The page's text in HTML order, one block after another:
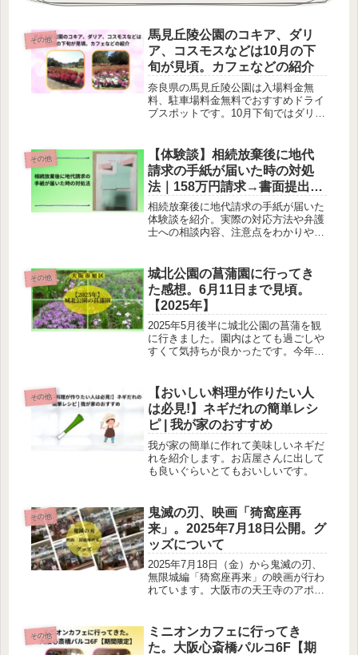
その他
馬見丘陵公園のコキア、ダリ
ア、コスモスなどは10月の下
旬が見頃。カフェなどの紹介
奈良県の馬見丘陵公園は入場料金無
料、駐車場料金無料でおすすめドライ
ブスポットです。10月下旬ではダリア
その他
【体験談】相続放棄後に地代
請求の手紙が届いた時の対処
法｜158万円請求→書面提出で
解決
相続放棄後に地代請求の手紙が届いた
体験談を紹介。実際の対応方法や弁護
士への相談内容、注意点をわかりやす
その他
城北公園の菖蒲園に行ってき
た感想。6月11日まで見頃。
【2025年】
2025年5月後半に城北公園の菖蒲を観
に行きました。園内はとても過ごしや
すくて気持ちが良かったです。今年は
その他
【おいしい料理が作りたい人
は必見!】ネギだれの簡単レシ
ピ | 我が家のおすすめ
我が家の簡単に作れて美味しいネギだ
れを紹介します。お店屋さんに出して
も良いぐらいとてもおいしいです。
その他
鬼滅の刃、映画「猗窩座再
来」。2025年7月18日公開。グ
ッズについて
2025年7月18日（金）から鬼滅の刃、
無限城編「猗窩座再来」の映画が行わ
れています。大阪市の天王寺のアポロ
ルダーなどとてもかっこいいです。
その他
ミニオンカフェに行ってき
た。大阪心斎橋パルコ6F【期